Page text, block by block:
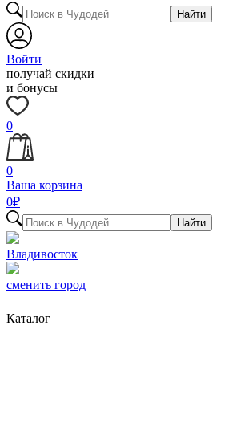
Найти
Войти
получай скидки
и бонусы
0
0
Ваша корзина
0₽
Найти
Владивосток
сменить город
Каталог